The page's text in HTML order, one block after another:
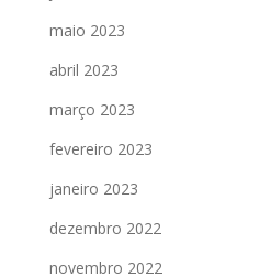
maio 2023
abril 2023
março 2023
fevereiro 2023
janeiro 2023
dezembro 2022
novembro 2022